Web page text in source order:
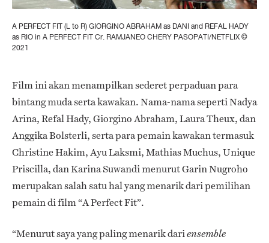
A PERFECT FIT (L to R) GIORGINO ABRAHAM as DANI and REFAL HADY
as RIO in A PERFECT FIT Cr. RAMJANEO CHERY PASOPATI/NETFLIX ©
2021
Film ini akan menampilkan sederet perpaduan para
bintang muda serta kawakan. Nama-nama seperti Nadya
Arina, Refal Hady, Giorgino Abraham, Laura Theux, dan
Anggika Bolsterli, serta para pemain kawakan termasuk
Christine Hakim, Ayu Laksmi, Mathias Muchus, Unique
Priscilla, dan Karina Suwandi menurut Garin Nugroho
merupakan salah satu hal yang menarik dari pemilihan
pemain di film “A Perfect Fit”.
“Menurut saya yang paling menarik dariensemble